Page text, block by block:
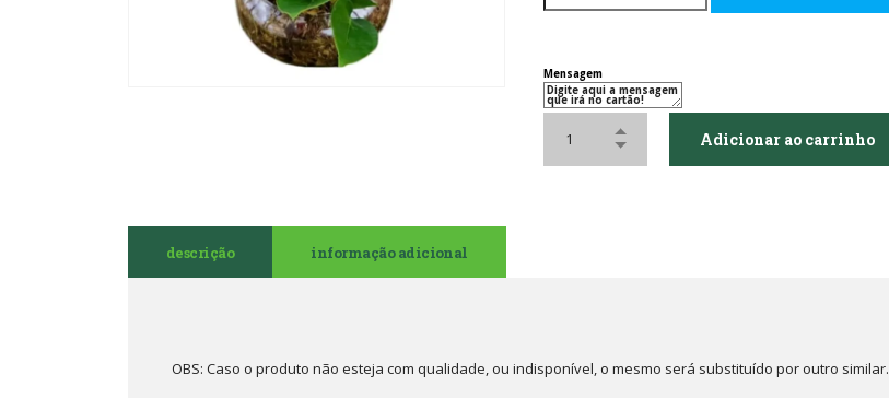
Mensagem
Adicionar ao carrinho
descrição informação adicional
OBS: Caso o produto não esteja com qualidade, ou indisponível, o mesmo será substituído por outro similar.